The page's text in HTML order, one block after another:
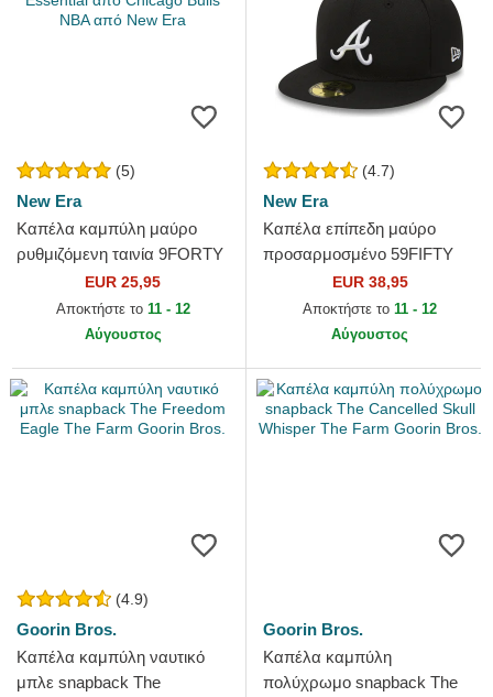
(5)
New Era
Καπέλα καμπύλη μαύρο
ρυθμιζόμενη ταινία 9FORTY
Essential από Chicago Bulls
NBA από New Era
EUR 25,95
Αποκτήστε το 11 - 12
Αύγουστος
(4.7)
New Era
Καπέλα επίπεδη μαύρο
προσαρμοσμένο 59FIFTY
Essential από Atlanta Braves
MLB από New Era
EUR 38,95
Αποκτήστε το 11 - 12
Αύγουστος
(4.9)
Goorin Bros.
Καπέλα καμπύλη ναυτικό
μπλε snapback The
Goorin Bros.
Καπέλα καμπύλη
πολύχρωμο snapback The